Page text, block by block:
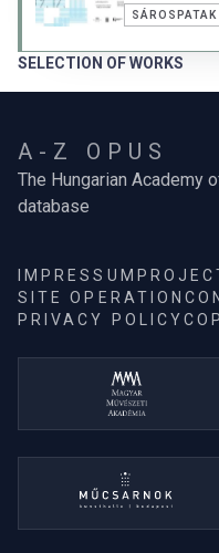
SÁROSPATAK
SELECTION OF WORKS
A-Z OPUS
The Hungarian Academy
database
IMPRESSUM
SITE OPERATION
PRIVACY POLICY